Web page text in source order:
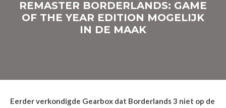
REMASTER BORDERLANDS: GAME
OF THE YEAR EDITION MOGELIJK
IN DE MAAK
Eerder verkondigde Gearbox dat Borderlands 3 niet op de